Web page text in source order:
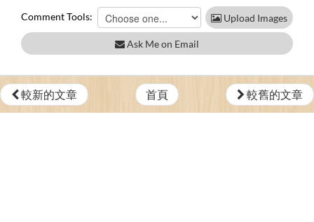
Comment Tools: Upload Images
Ask Me on Email
較新的文章 首頁 較舊的文章